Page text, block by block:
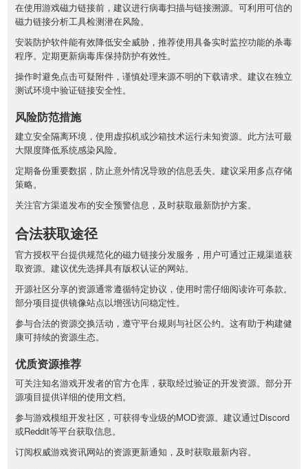
在使用游戏磁力链接前，建议进行病毒扫描与链接溯源。可利用可信的
磁力链接分析工具检测潜在风险。
安装防护软件能有效降低安全威胁，推荐使用具备实时监控功能的杀毒
程序。定期更新病毒库保持防护有效性。
操作时避免点击可疑附件，谨慎处理来源不明的下载请求。建议在独立
测试环境中验证链接安全性。
风险防范措施
建立安全隔离环境，使用虚拟机或沙箱技术运行未知资源。此方法可最
大限度降低系统感染风险。
定期备份重要数据，防止意外情况导致的信息丢失。建议采用多点存储
策略。
关注官方渠道发布的安全预警信息，及时获取最新防护方案。
合法获取途径
官方授权平台提供规范化的磁力链接分发服务，用户可通过正规渠道获
取资源。建议优先选择具有版权认证的网站。
开源社区分享的资源通常遵循特定协议，使用时需仔细阅读许可条款。
部分项目提供镜像站点以增强访问稳定性。
参与合法的资源交换活动，遵守平台规则与社区公约。这有助于构建健
康可持续的资源生态。
优质资源推荐
可关注知名游戏开发者的官方仓库，获取经过验证的开发资源。部分开
源项目提供详细的使用文档。
参与游戏模组开发社区，可获得专业级的MOD资源。建议通过Discord
或Reddit等平台获取信息。
订阅权威游戏资讯网站的资源更新通知，及时获取最新内容。